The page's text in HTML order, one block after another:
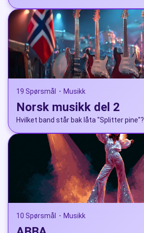
19 Spørsmål • Musikk
Norsk musikk del 2
Hvilket band står bak låta "Splitter pine"?
10 Spørsmål • Musikk